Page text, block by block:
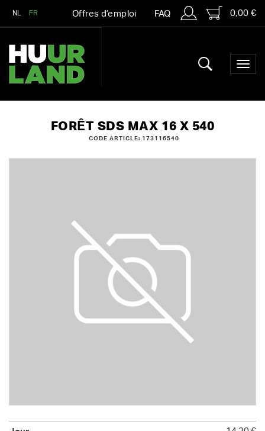
NL FR Offres d’emploi FAQ 0,00 €
FORÊT SDS MAX 16 X 540
CODE ARTICLE: 173116540